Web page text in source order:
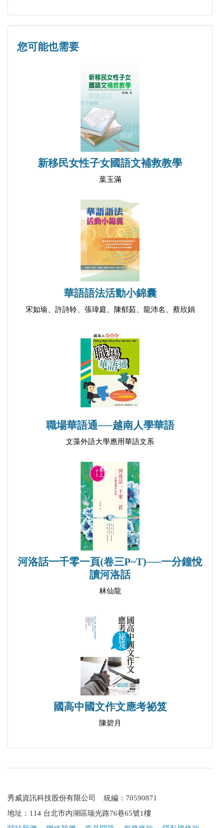
您可能也需要
新移民女性子女國語文補救教學
葉玉滿
華語語法活動小錦囊
宋如瑜、許詩聆、張瑋庭、陳郁茹、龍沛名、蔡欣娟
職場華語通──越南人學華語
文藻外語大學應用華語文系
河洛話一千零一頁(卷三P~T)──一分鐘悅
讀河洛話
林仙龍
國高中國文作文應考祕笈
陳碧月
秀威資訊科技股份有限公司 統編：70590871
地址：114 台北市內湖區瑞光路76巷65號1樓